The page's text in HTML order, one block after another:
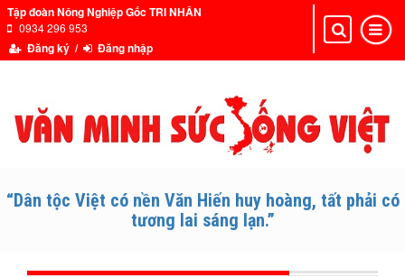
Tập đoàn Nông Nghiệp Gốc TRI NHÂN
0934 296 953
Đăng ký / Đăng nhập
Toggle
Toggle
navigation
“Dân tộc Việt có nền Văn Hiến huy hoàng, tất phải có
tương lai sáng lạn.”